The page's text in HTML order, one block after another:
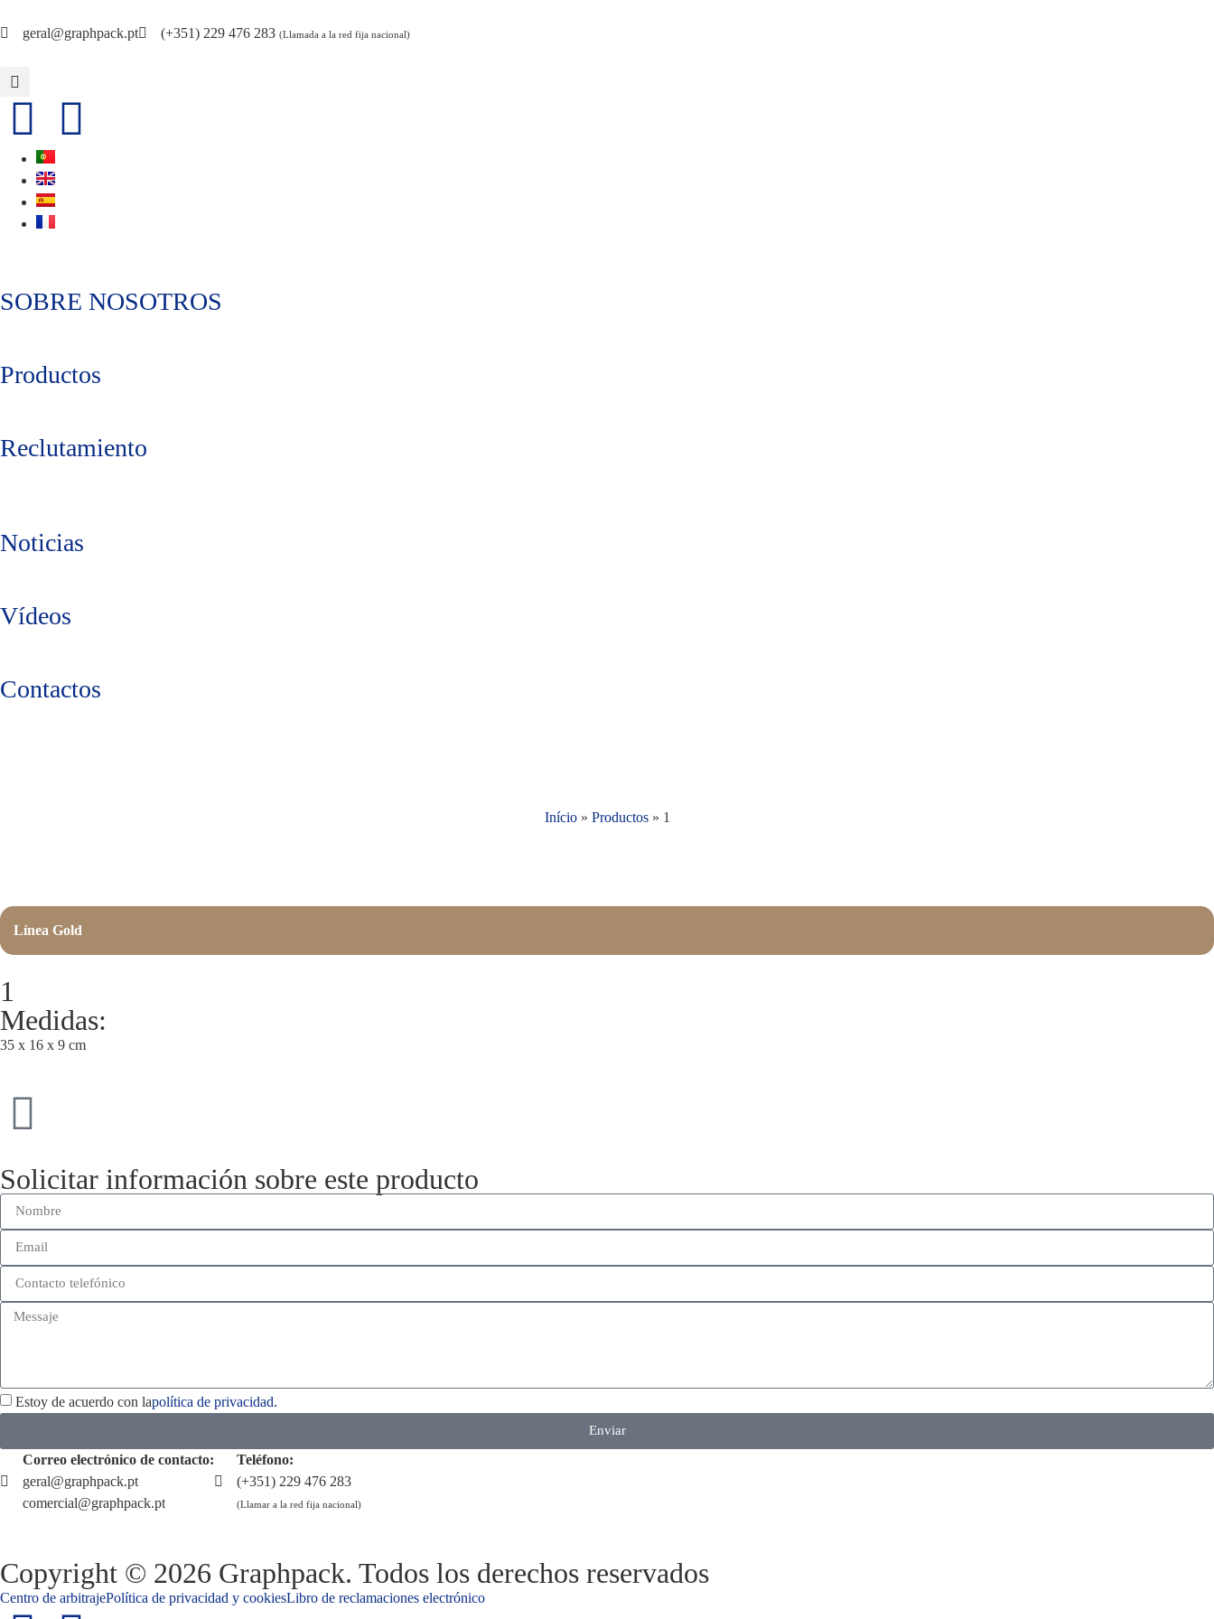
geral@graphpack.pt (+351) 229 476 283 (Llamada a la red fija nacional)
SOBRE NOSOTROS
Productos
Reclutamiento
Noticias
Vídeos
Contactos
Início» Productos» 1
Línea Gold
1
Medidas:
35 x 16 x 9 cm
Solicitar información sobre este producto
Estoy de acuerdo con lapolítica de privacidad.
Enviar
Correo electrónico de contacto:
geral@graphpack.pt
comercial@graphpack.pt
Teléfono:
(+351) 229 476 283
(Llamar a la red fija nacional)
Copyright © 2026 Graphpack. Todos los derechos reservados
Centro de arbitrajePolítica de privacidad y cookiesLibro de reclamaciones electrónico